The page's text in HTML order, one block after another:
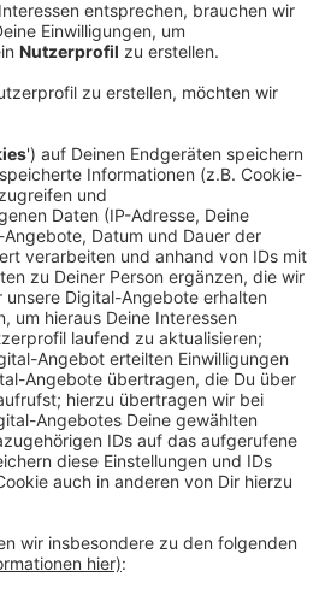
10.08.2023 08:30
festgenommen
sich in der Nacht zum
gewundert, dass ein
der Stadt unterwegs war.
Sie hat einen Mann
Abend plötzlich bewaffnet im
auftauchte. Dort bedrohte er
mit einem Messer und
Angriff kam es laut Polizei aber
in den frühen